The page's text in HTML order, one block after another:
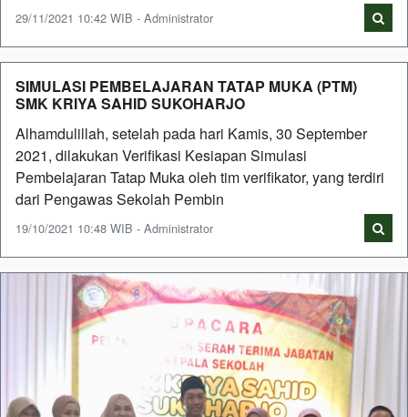
29/11/2021 10:42 WIB - Administrator
SIMULASI PEMBELAJARAN TATAP MUKA (PTM)
SMK KRIYA SAHID SUKOHARJO
Alhamdulillah, setelah pada hari Kamis, 30 September
2021, dilakukan Verifikasi Kesiapan Simulasi
Pembelajaran Tatap Muka oleh tim verifikator, yang terdiri
dari Pengawas Sekolah Pembin
19/10/2021 10:48 WIB - Administrator